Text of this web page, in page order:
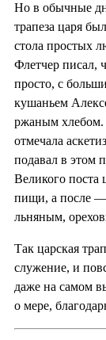
Но в обычные
трапеза царя
стола простых
Флетчер писал,
просто, с
кушаньем
ржаным хлебом.
отмечала
подавал в этом
Великого поста
пищи, а после —
льняным,
Так царская
служение, и
даже на самом
о мере,